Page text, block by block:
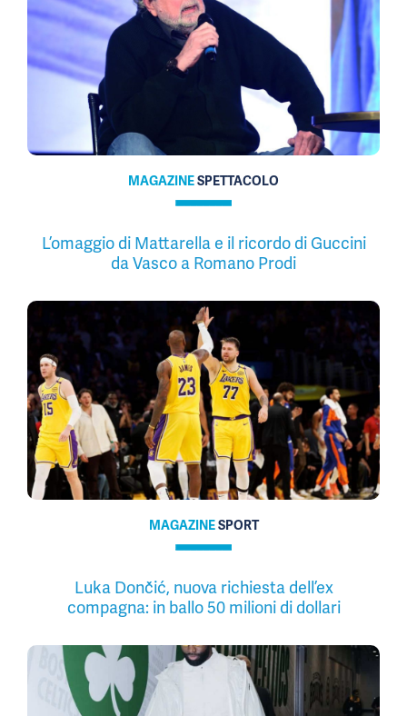
MAGAZINESPETTACOLO
L’omaggio di Mattarella e il ricordo di Guccini
da Vasco a Romano Prodi
MAGAZINESPORT
Luka Dončić, nuova richiesta dell’ex
compagna: in ballo 50 milioni di dollari